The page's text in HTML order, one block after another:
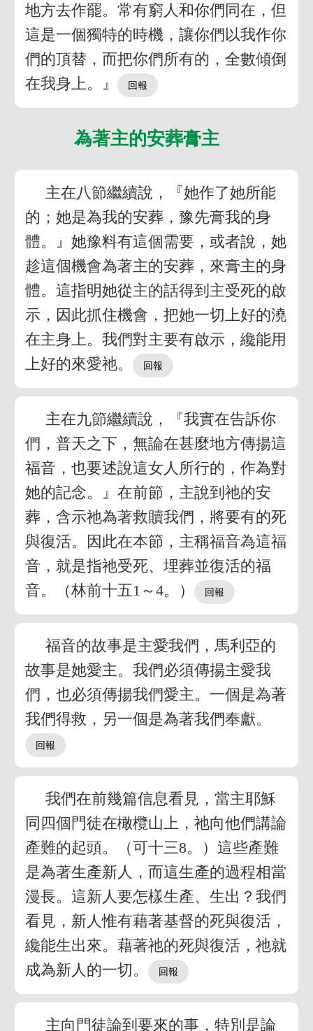
地方去作罷。常有窮人和你們同在，但
這是一個獨特的時機，讓你們以我作你
們的頂替，而把你們所有的，全數傾倒
在我身上。』
為著主的安葬膏主
主在八節繼續說，『她作了她所能
的；她是為我的安葬，豫先膏我的身
體。』她豫料有這個需要，或者說，她
趁這個機會為著主的安葬，來膏主的身
體。這指明她從主的話得到主受死的啟
示，因此抓住機會，把她一切上好的澆
在主身上。我們對主要有啟示，纔能用
上好的來愛祂。
主在九節繼續說，『我實在告訴你
們，普天之下，無論在甚麼地方傳揚這
福音，也要述說這女人所行的，作為對
她的記念。』在前節，主說到祂的安
葬，含示祂為著救贖我們，將要有的死
與復活。因此在本節，主稱福音為這福
音，就是指祂受死、埋葬並復活的福
音。（林前十五1～4。）
福音的故事是主愛我們，馬利亞的
故事是她愛主。我們必須傳揚主愛我
們，也必須傳揚我們愛主。一個是為著
我們得救，另一個是為著我們奉獻。
我們在前幾篇信息看見，當主耶穌
同四個門徒在橄欖山上，祂向他們講論
產難的起頭。（可十三8。）這些產難
是為著生產新人，而這生產的過程相當
漫長。這新人要怎樣生產、生出？我們
看見，新人惟有藉著基督的死與復活，
纔能生出來。藉著祂的死與復活，祂就
成為新人的一切。
主向門徒論到要來的事，特別是論